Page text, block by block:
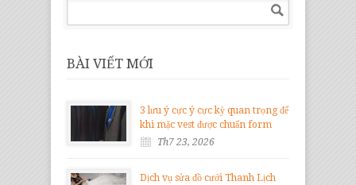
BÀI VIẾT MỚI
3 lưu ý cực ý cực kỳ quan trọng để
khi mặc vest được chuẩn form
Th7 23, 2026
Dịch vụ sửa đồ cưới Thanh Lịch